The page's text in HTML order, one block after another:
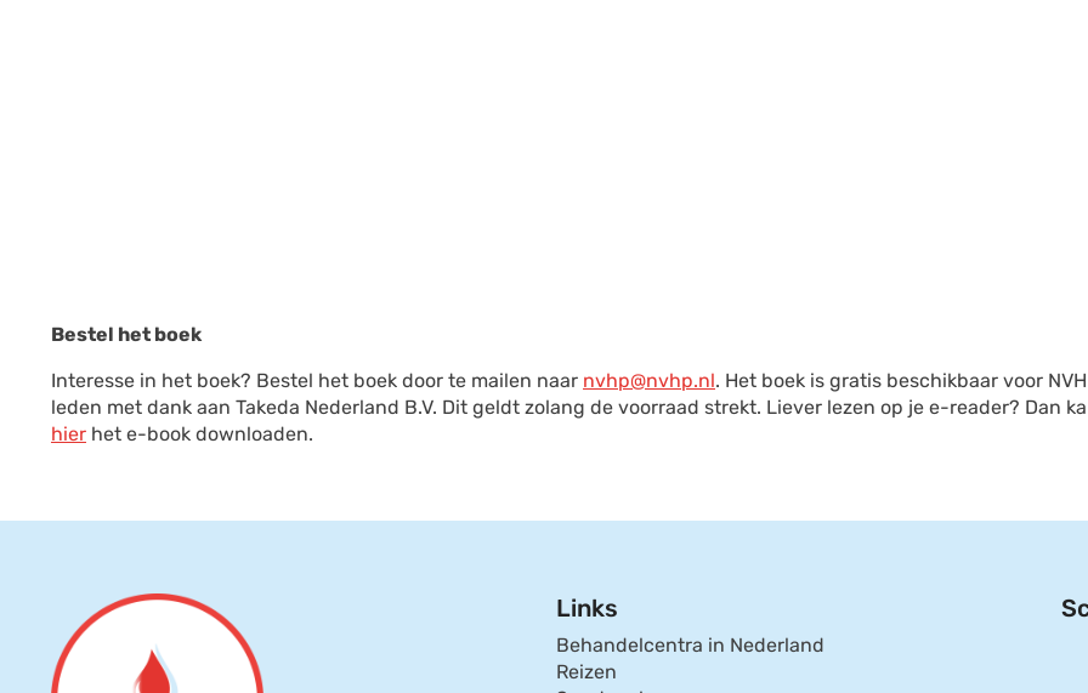
Bestel het boek
Interesse in het boek? Bestel het boek door te mailen naar nvhp@nvhp.nl. Het boek is gratis beschikbaar voor
leden met dank aan Takeda Nederland B.V. Dit geldt zolang de voorraad strekt. Liever lezen op je e-reader? Dan
hier het e-book downloaden.
Links
Behandelcentra in Nederland
Reizen